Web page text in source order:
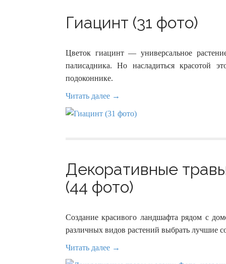
Гиацинт (31 фото)
Цветок гиацинт — универсальное
палисадника. Но насладиться
подоконнике.
Читать далее →
Декоративные
(44 фото)
Создание красивого ландшафта рядом с
различных видов растений выбрать лучшие
Читать далее →